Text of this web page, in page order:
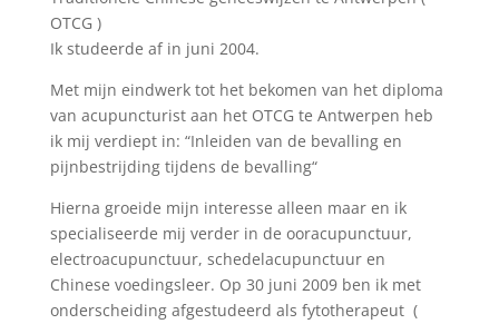
OTCG )
Ik studeerde af in juni 2004.
Met mijn eindwerk tot het bekomen van het diploma
van acupuncturist aan het OTCG te Antwerpen heb
ik mij verdiept in: “Inleiden van de bevalling en
pijnbestrijding tijdens de bevalling“
Hierna groeide mijn interesse alleen maar en ik
specialiseerde mij verder in de ooracupunctuur,
electroacupunctuur, schedelacupunctuur en
Chinese voedingsleer. Op 30 juni 2009 ben ik met
onderscheiding afgestudeerd als fytotherapeut (